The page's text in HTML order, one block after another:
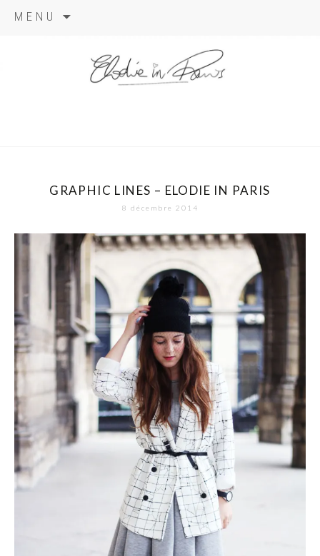
MENU
GRAPHIC LINES – ELODIE IN PARIS
8 décembre 2014